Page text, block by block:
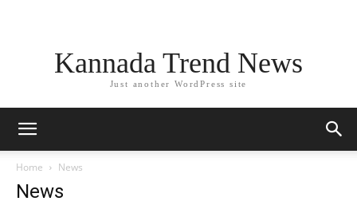
Kannada Trend News
Just another WordPress site
Home News
News